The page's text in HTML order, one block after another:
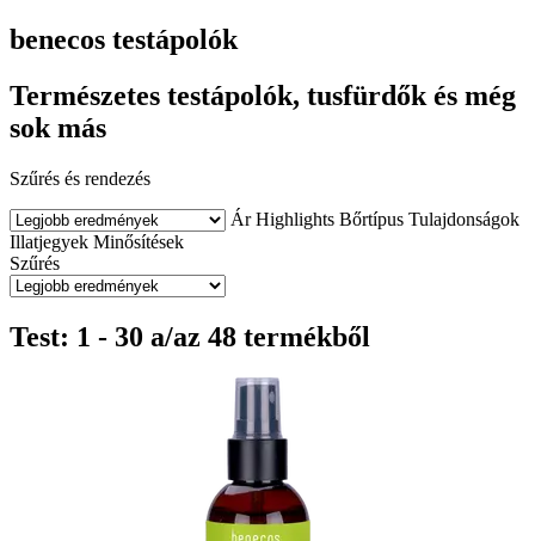
benecos testápolók
Természetes testápolók, tusfürdők és még
sok más
Szűrés és rendezés
Ár Highlights Bőrtípus Tulajdonságok
Illatjegyek Minősítések
Szűrés
Test: 1 - 30 a/az 48 termékből